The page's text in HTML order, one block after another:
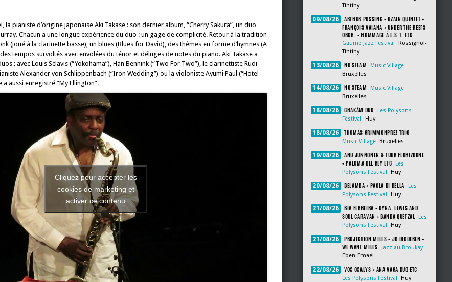
la pianiste d’origine japonaise Aki Takase : son dernier album, “Cherry Sakura”, un duo
Chacun a une longue expérience du duo : un gage de complicité. Retour à la tradition
(joué à la clarinette basse), un blues (Blues for David), des thèmes en forme d’hymnes (A
tempos survoltés avec envolées du ténor et déluges de notes du piano. Aki Takase a
: avec Louis Sclavis (“Yokohama”), Han Bennink (“Two For Two”), le clarinettiste Rudi
Alexander von Schlippenbach (“Iron Wedding”) ou la violoniste Ayumi Paul (“Hotel
a aussi enregistré “My Ellington”.
Cliquez pour accepter les
cookies de marketing et
activer ce contenu
Tintiny
09/08/26
ARTHUR POSSING + OZAIN QUINTET +
FRANÇOIS VAIANA + UNDER THE REEFS
ORCH. + HOMMAGE À E.S.T. ETC
Gaume Jazz Festival
Rossignol-
Tintiny
13/08/26 NO STEAM
Music Village
Bruxelles
14/08/26 NO STEAM
Music Village
Bruxelles
18/08/26 CHAKÂM DUO
Les Polysons
Festival
Huy
18/08/26 THOMAS GRIMMONPREZ TRIO
Music Village Bruxelles
19/08/26
ANU JUNNONEN & TUUR FLORIZOONE
+ PALOMA DEL REY ETC
Les
Polysons Festival
Huy
20/08/26 BELAMBA + PAOLA DI BELLA
Les
Polysons Festival
Huy
21/08/26
BIA FERREIRA + DYNA, LEWIS AND
SOUL CARAVAN + BANDA QUETZAL
Les
Polysons Festival
Huy
21/08/26
PROJECTION MILES + JO DIDDEREN +
WE WANT MILES
Jazz au Broukay
Eben-Emael
22/08/26 VOX OXALYS + ANA VAGA DUO ETC
Les Polysons Festival Huy